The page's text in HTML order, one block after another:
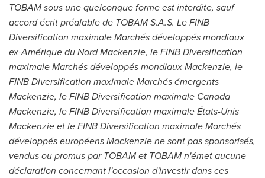
TOBAM sous une quelconque forme est interdite, sauf
accord écrit préalable de TOBAM S.A.S. Le FINB
Diversification maximale Marchés développés mondiaux
ex-Amérique duNord Mackenzie, le FINB Diversification
maximale Marchés développés mondiaux Mackenzie, le
FINB Diversification maximale Marchés émergents
Mackenzie, le FINB Diversification maximale Canada
Mackenzie, le FINB Diversification maximale États-Unis
Mackenzieet le FINB Diversification maximale Marchés
développés européens Mackenzie ne sont pas sponsorisés,
vendus ou promus par TOBAM et TOBAM n'émet aucune
déclaration concernant l'occasion d'investir dans ces